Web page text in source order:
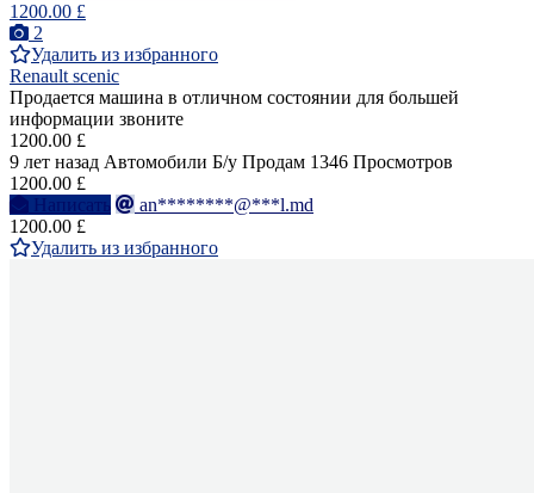
1200.00 £
2
Удалить из избранного
Renault scenic
Продается машина в отличном состоянии для большей
информации звоните
1200.00 £
9 лет назад Автомобили Б/у Продам 1346 Просмотров
1200.00 £
Написать
an********@***l.md
1200.00 £
Удалить из избранного